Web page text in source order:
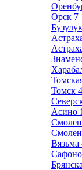
Орск 7
Бузулук
Томск
Асино 1
Вязьма